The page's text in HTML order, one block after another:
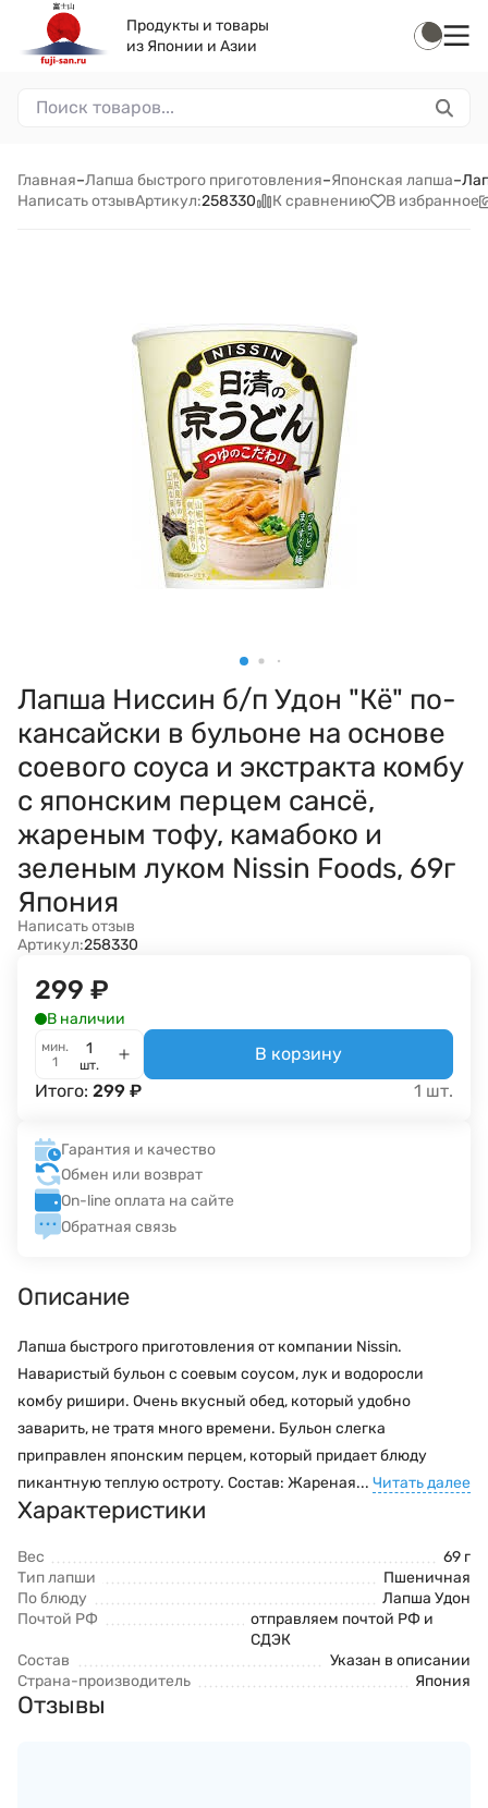
Продукты и товары
из Японии и Азии
Главная–Лапша быстрого приготовления–Японская лапша–
Написать отзывАртикул:258330 К сравнению В избранное
Лапша Ниссин б/п Удон "Кё" по-
кансайски в бульоне на основе
соевого соуса и экстракта комбу
с японским перцем сансё,
жареным тофу, камабоко и
зеленым луком Nissin Foods, 69г
Япония
Написать отзыв
Артикул:258330
299 ₽
В наличии
мин.
1
шт.
В корзину
Итого: 299 ₽ 1 шт.
Гарантия и качество
Обмен или возврат
On-line оплата на сайте
Обратная связь
Описание
Лапша быстрого приготовления от компании Nissin.
Наваристый бульон с соевым соусом, лук и водоросли
комбу ришири. Очень вкусный обед, который удобно
заварить, не тратя много времени. Бульон слегка
приправлен японским перцем, который придает блюду
пикантную теплую остроту. Состав: Жареная... Читать далее
Характеристики
Вес
69 г
Тип лапши
Пшеничная
По блюду
Лапша Удон
Почтой РФ
отправляем почтой РФ и
СДЭК
Состав
Указан в описании
Страна-производитель
Япония
Отзывы